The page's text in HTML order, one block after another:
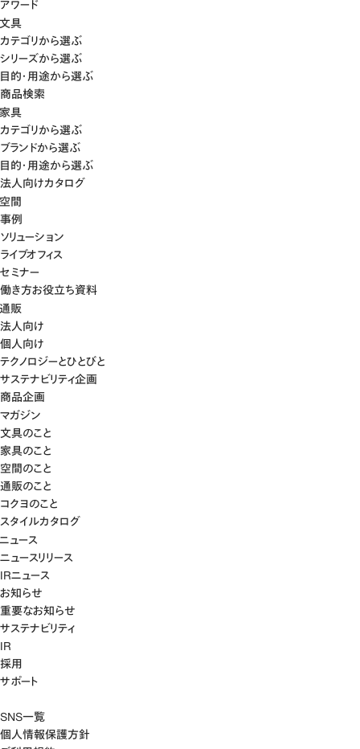
アワード
文具
カテゴリから選ぶ
シリーズから選ぶ
目的・用途から選ぶ
商品検索
家具
カテゴリから選ぶ
ブランドから選ぶ
目的・用途から選ぶ
法人向けカタログ
空間
事例
ソリューション
ライブオフィス
セミナー
働き方お役立ち資料
通販
法人向け
個人向け
テクノロジーとひとびと
サステナビリティ企画
商品企画
マガジン
文具のこと
家具のこと
空間のこと
通販のこと
コクヨのこと
スタイルカタログ
ニュース
ニュースリリース
IRニュース
お知らせ
重要なお知らせ
サステナビリティ
IR
採用
サポート
SNS一覧
個人情報保護方針